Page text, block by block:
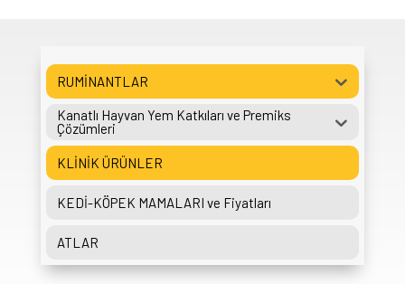
RUMİNANTLAR
Kanatlı Hayvan Yem Katkıları ve Premiks
Çözümleri
KLİNİK ÜRÜNLER
KEDİ-KÖPEK MAMALARI ve Fiyatları
ATLAR